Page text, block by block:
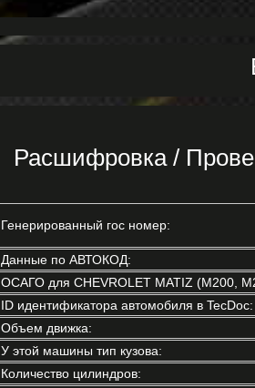
Расшифровка /
Генерированный гос номер:
Данные по АВТОКОД:
ОСАГО для CHEVROLET MATIZ (M200,
ID идентификатора автомобиля в TecDoc:
Объем движка:
У этой машины тип кузова:
Количество цилиндров: